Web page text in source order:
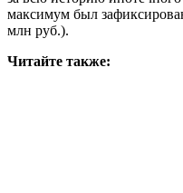
максимум был
млн руб.).
Читайте также: